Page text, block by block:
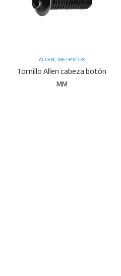
ALLEN, MÉTRICOS
Tornillo Allen cabeza botón
MM